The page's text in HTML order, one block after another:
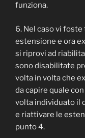
funziona.
6. Nel caso vi
estensione e ora
si riprovi ad
sono disabilitate
volta in volta che
da capire quale
volta individuato il
e riattivare le
punto 4.